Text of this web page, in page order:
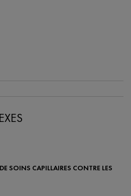
SOINS CAPILLAIRES CONTRE LES